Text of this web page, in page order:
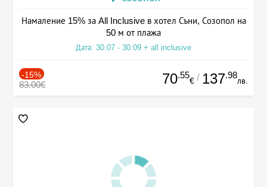
Намаление 15% за All Inclusive в хотел Съни, Созопол на
50 м от плажа
Дата: 30.07 - 30.09 + all inclusive
-15%
83.00€ 70.55
€ / 137.98
лв.